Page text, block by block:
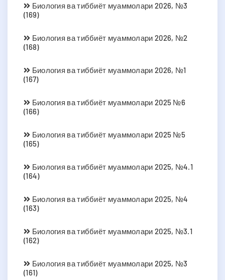
Биология ва тиббиёт муаммолари 2026, №3
(169)
Биология ва тиббиёт муаммолари 2026, №2
(168)
Биология ва тиббиёт муаммолари 2026, №1
(167)
Биология ва тиббиёт муаммолари 2025 №6
(166)
Биология ва тиббиёт муаммолари 2025 №5
(165)
Биология ва тиббиёт муаммолари 2025, №4.1
(164)
Биология ва тиббиёт муаммолари 2025, №4
(163)
Биология ва тиббиёт муаммолари 2025, №3.1
(162)
Биология ва тиббиёт муаммолари 2025, №3
(161)